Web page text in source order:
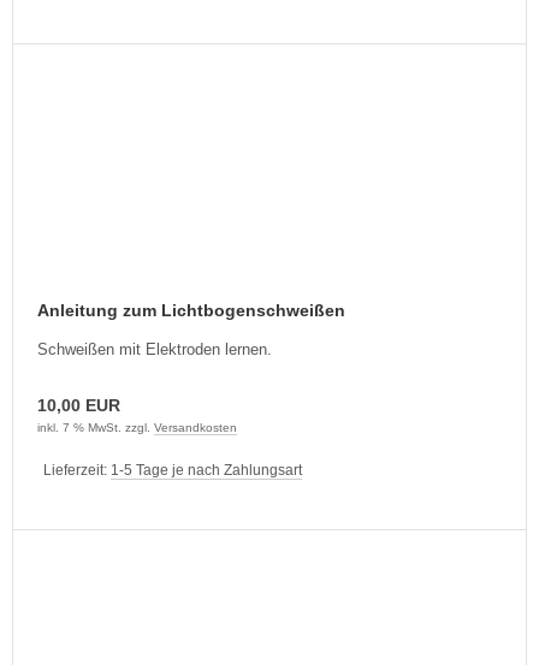
Anleitung zum Lichtbogenschweißen
Schweißen mit Elektroden lernen.
10,00 EUR
inkl. 7 % MwSt. zzgl. Versandkosten
Lieferzeit: 1-5 Tage je nach Zahlungsart